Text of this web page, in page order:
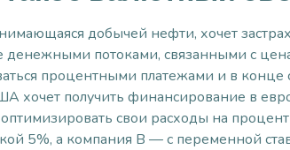
добычей нефти, хочет
потоками, связанными с
процентными платежами и в конце
хочет получить финансирование в
свои расходы на
5%, а компания B — с переменной